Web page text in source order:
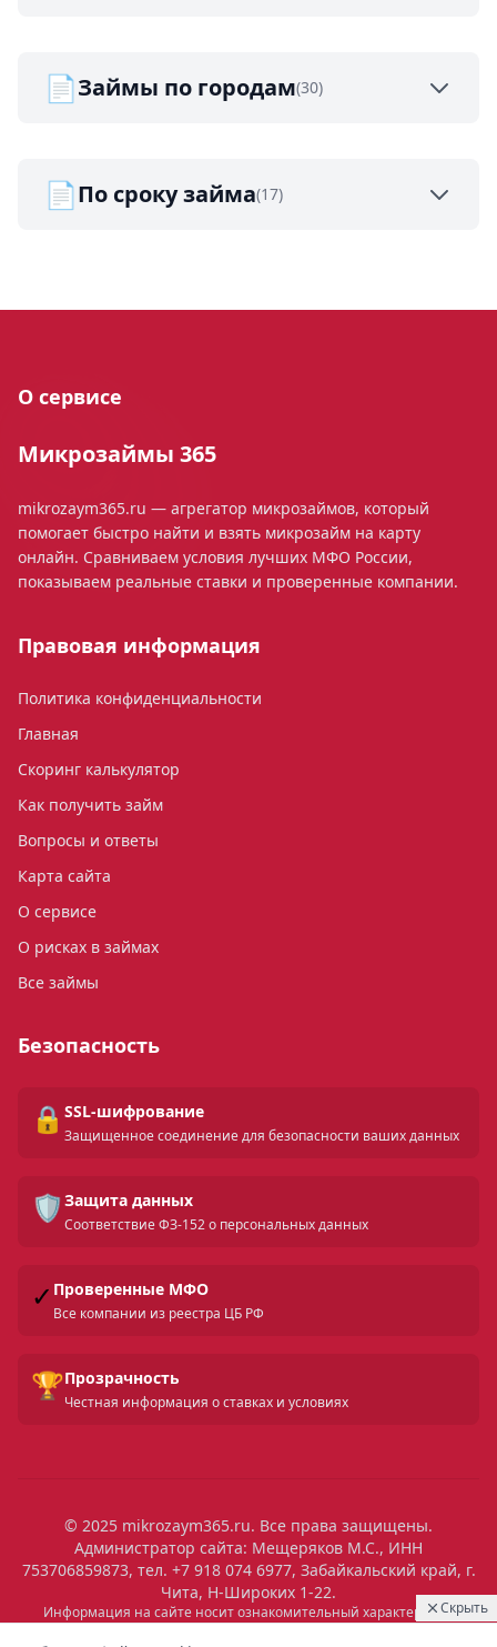
Скрыть
📄Займы по городам(30)
📄По сроку займа(17)
О сервисе
Микрозаймы 365
mikrozaym365.ru — агрегатор микрозаймов, который
помогает быстро найти и взять микрозайм на карту
онлайн. Сравниваем условия лучших МФО России,
показываем реальные ставки и проверенные компании.
Правовая информация
Политика конфиденциальности
Главная
Скоринг калькулятор
Как получить займ
Вопросы и ответы
Карта сайта
О сервисе
О рисках в займах
Все займы
Безопасность
🔒 SSL-шифрование
Защищенное соединение для безопасности ваших данных
🛡️ Защита данных
Соответствие ФЗ-152 о персональных данных
✓ Проверенные МФО
Все компании из реестра ЦБ РФ
🏆Прозрачность
Честная информация о ставках и условиях
© 2025 mikrozaym365.ru. Все права защищены.
Администратор сайта: Мещеряков М.С., ИНН
753706859873, тел. +7 918 074 6977, Забайкальский край, г.
Чита, Н-Широких 1-22.
Информация на сайте носит ознакомительный характер и не
является публичной офертой. Все условия микрозаймов уточняйте